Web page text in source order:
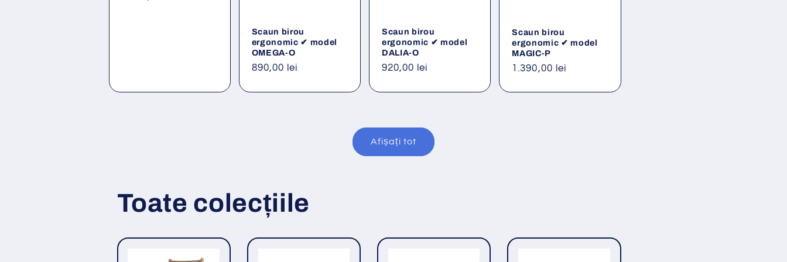
Scaun birou
ergonomic ✔ model
OMEGA-O
Preț
890,00 lei
Scaun birou
ergonomic ✔ model
DALIA-O
Preț
920,00 lei
Scaun birou
ergonomic ✔ model
MAGIC-P
Preț
1.390,00 lei
Afișați tot
Toate colecțiile